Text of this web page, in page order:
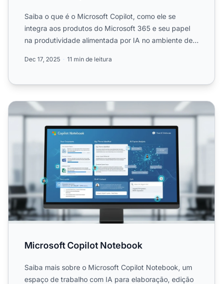
Saiba o que é o Microsoft Copilot, como ele se
integra aos produtos do Microsoft 365 e seu papel
na produtividade alimentada por IA no ambiente de
Dec 17, 2025 11 min de leitura
Microsoft Copilot Notebook
Microsoft Copilot Notebook
Saiba mais sobre o Microsoft Copilot Notebook, um
espaço de trabalho com IA para elaboração, edição